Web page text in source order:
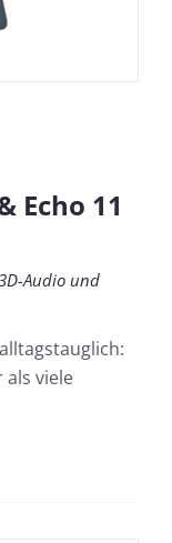
Echo 11
Audio und
als viele